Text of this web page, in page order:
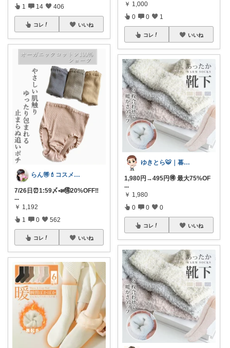
1 14 406
コレ いいね
らん🉐💄コスメ&ファッション👗✨
7/26日⏰1:59〆📣🉐20%OFF‼︎
...
￥ 1,192
1 0 562
コレ いいね
￥ 1,000
0 0 1
コレ いいね
ゆきとら🐯｜暮らしをラクにしたいパパ
1,980円→495円🉐 最大75%OF
...
￥ 1,980
0 0 0
コレ いいね